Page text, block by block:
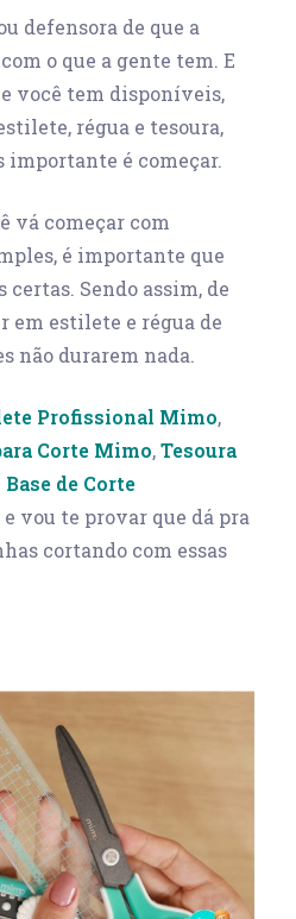
defensora de que a
o que a gente tem. E
você tem disponíveis,
régua e tesoura,
importante é começar.
vá começar com
é importante que
certas. Sendo assim, de
em estilete e régua de
não durarem nada.
Profissional Mimo,
Corte Mimo,Tesoura
Base de Corte
e vou te provar que dá pra
cortando com essas